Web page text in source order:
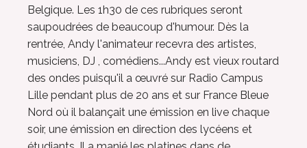
Belgique. Les 1h30 de ces rubriques seront
saupoudrées de beaucoup d'humour. Dès la
rentrée, Andy l'animateur recevra des artistes,
musiciens, DJ , comédiens...Andy est vieux routard
des ondes puisqu'il a œuvré sur Radio Campus
Lille pendant plus de 20 ans et sur France Bleue
Nord où il balançait une émission en live chaque
soir, une émission en direction des lycéens et